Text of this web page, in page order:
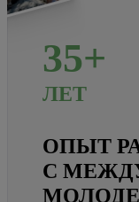
35+
ЛЕТ
ОПЫТ
С